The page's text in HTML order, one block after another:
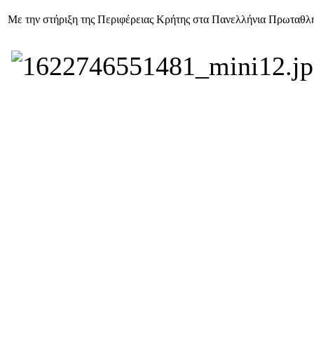
Με την στήριξη της Περιφέρειας Κρήτης στα Πανελλήνια